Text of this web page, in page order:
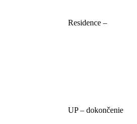
Residence –
UP – dokončenie